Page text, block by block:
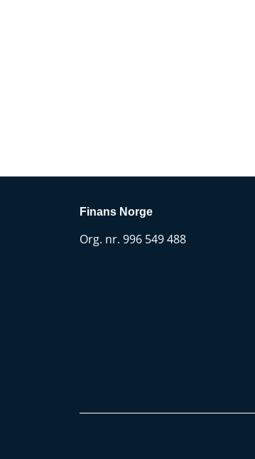
Finans Norge
Org. nr. 996 549 488